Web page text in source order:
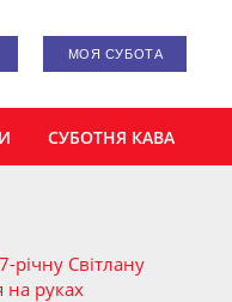
МОЯ СУБОТА
СУБОТНЯ КАВА
Світлану
руках